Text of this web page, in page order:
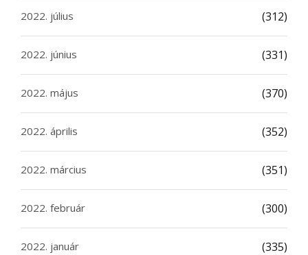
2022. július (312)
2022. június (331)
2022. május (370)
2022. április (352)
2022. március (351)
2022. február (300)
2022. január (335)